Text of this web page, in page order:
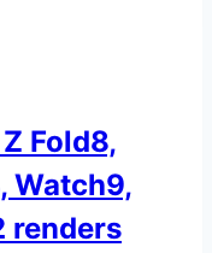
Fold8,
Watch9,
renders